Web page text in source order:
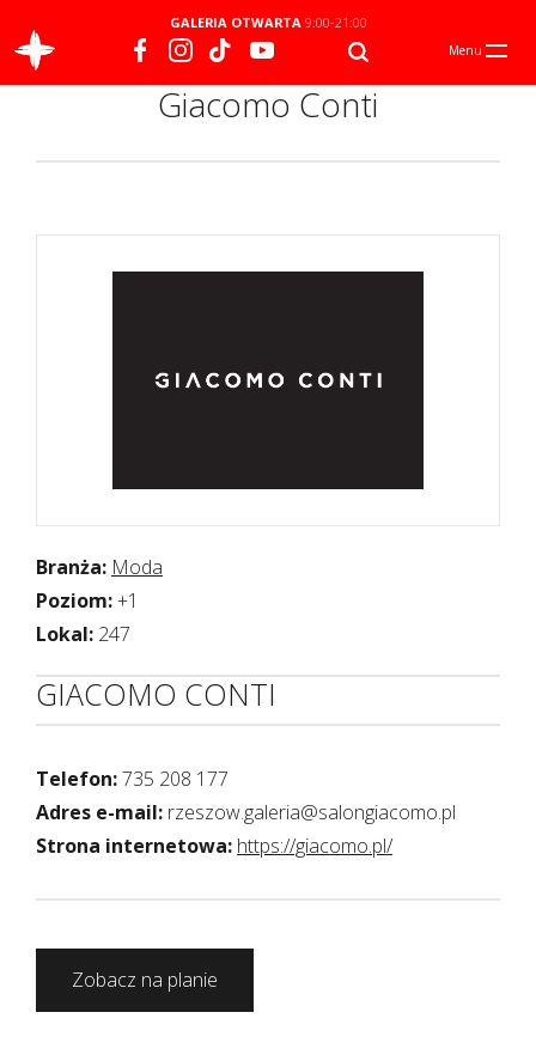
GALERIA OTWARTA9:00-21:00
Menu
Giacomo Conti
Branża: Moda
Poziom:+1
Lokal: 247
GIACOMO CONTI
Telefon:735 208 177
Adres e-mail: rzeszow.galeria@salongiacomo.pl
Strona internetowa: https://giacomo.pl/
Zobacz na planie